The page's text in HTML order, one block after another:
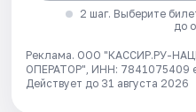
2 шаг. Выберите
до
Реклама. ООО "КАССИР.РУ-
ОПЕРАТОР", ИНН: 7841075409
Действует до 31 августа 2026